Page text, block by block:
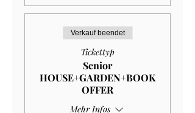
Verkauf beendet
Tickettyp
Senior
HOUSE+GARDEN+BOOK
OFFER
Mehr Infos